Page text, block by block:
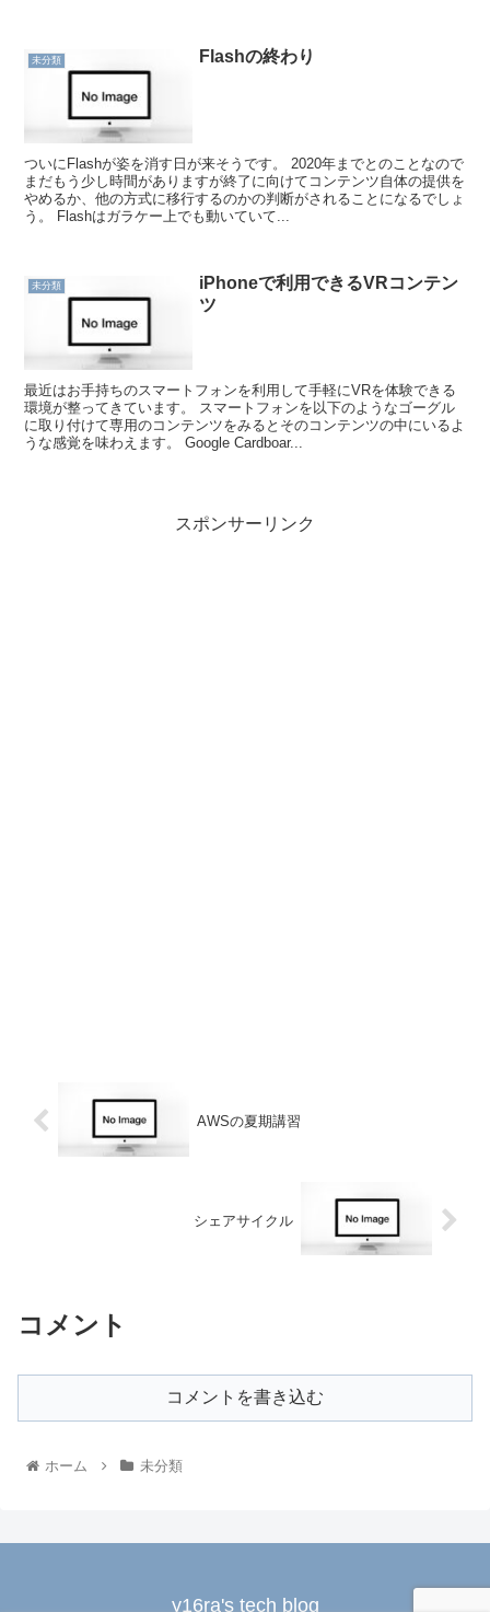
未分類 Flashの終わり
ついにFlashが姿を消す日が来そうです。 2020年までとのことなので
まだもう少し時間がありますが終了に向けてコンテンツ自体の提供を
やめるか、他の方式に移行するのかの判断がされることになるでしょ
う。 Flashはガラケー上でも動いていて...
未分類
iPhoneで利用できるVRコンテン
ツ
最近はお手持ちのスマートフォンを利用して手軽にVRを体験できる
環境が整ってきています。 スマートフォンを以下のようなゴーグル
に取り付けて専用のコンテンツをみるとそのコンテンツの中にいるよ
うな感覚を味わえます。 Google Cardboar...
スポンサーリンク
AWSの夏期講習
シェアサイクル
コメント
コメントを書き込む
ホーム 未分類
y16ra's tech blog